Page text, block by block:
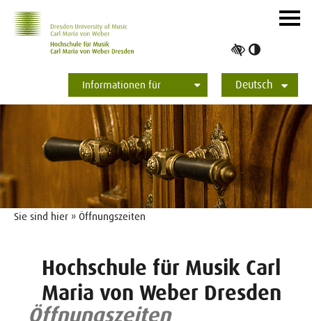
Informationen für
Studierende
Bewerber*innen
International
Presse
Alumni
Deutsch
English
ein-/
Sie sind hier » Öffnungszeiten
Hochschule für Musik Carl
Maria von Weber Dresden
Öffnungszeiten